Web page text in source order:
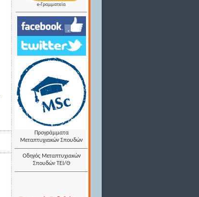
e-Γραμματεία
Προγράμματα
Μεταπτυχιακών Σπουδών
Οδηγός Μεταπτυχιακών
Σπουδών ΤΕΙ/Θ